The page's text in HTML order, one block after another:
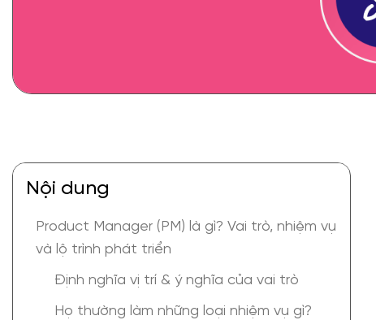
Nội dung
Product Manager (PM) là gì? Vai trò, nhiệm vụ
và lộ trình phát triển
Định nghĩa vị trí & ý nghĩa của vai trò
Họ thường làm những loại nhiệm vụ gì?